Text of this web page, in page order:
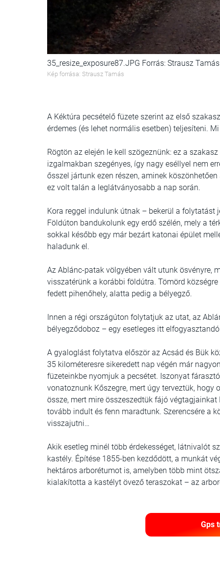
35_resize_exposure87.JPG Forrás: Strausz Tamás
Kép forrása: Strausz Tamás
A Kéktúra pecsételő füzete szerint az első
érdemes (és lehet normális esetben) teljesíteni.
Rögtön az elején le kell szögeznünk: ez a
izgalmakban szegényes, így nagy eséllyel nem
ősszel jártunk ezen részen, aminek
ez volt talán a leglátványosabb a nap során.
Kora reggel indulunk útnak – bekerül a folytatást
Földúton bandukolunk egy erdő szélén, mely a
sokkal később egy már bezárt katonai épület
haladunk el.
Az Ablánc-patak völgyében vált utunk ösvényre,
visszatérünk a korábbi földútra. Tömörd
fedett pihenőhely, alatta pedig a bélyegző.
Innen a régi országúton folytatjuk az utat, az
bélyegződoboz – egy esetleges itt
A gyaloglást folytatva először az Acsád és Bük
35 kilométeresre sikeredett nap végén már
füzeteinkbe nyomjuk a pecsétet. Iszonyat
vonatoznunk Kőszegre, mert úgy terveztük,
össze, mert mire összeszedtük fájó
tovább indult és fenn maradtunk. Szerencsére a
visszajutni…
Akik esetleg minél több érdekességet, látnivalót
kastély. Építése 1855-ben kezdődött, a munkát
hektáros arborétumot is, amelyben több mint
kialakította a kastélyt övező teraszokat – az
Gps